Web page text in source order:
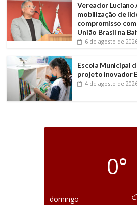
Vereador Luciano
mobilização de
compromisso
União Brasil na
6 de agosto de
Escola Municipal
projeto inovador
4 de agosto de
0°
domingo